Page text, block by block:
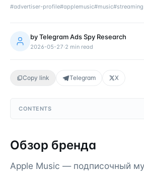
#advertiser-profile#applemusic#music#streaming
byTelegram Ads Spy Research
2026-05-27·2 min read
Copy link Telegram X
CONTENTS
Обзор бренда
Apple Music — подписочный